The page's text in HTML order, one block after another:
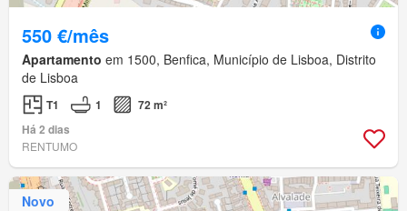
550 €/mês
Apartamento em 1500, Benfica, Município de Lisboa, Distrito
de Lisboa
T1 1
72 m²
Há 2 dias
RENTUMO
Novo